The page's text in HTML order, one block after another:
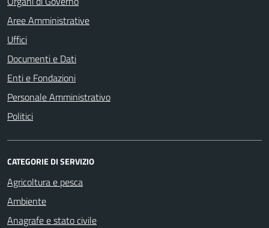
Aree Amministrative
Uffici
Documenti e Dati
Enti e Fondazioni
Personale Amministrativo
Politici
CATEGORIE DI SERVIZIO
Agricoltura e pesca
Ambiente
Anagrafe e stato civile